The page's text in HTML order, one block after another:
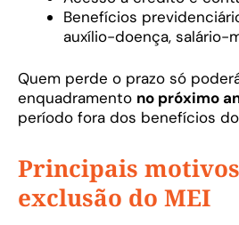
Benefícios
auxílio-doença, salário-
Quem perde o prazo só
enquadramento no próximo
período fora dos benefícios do
Principais
exclusão do MEI